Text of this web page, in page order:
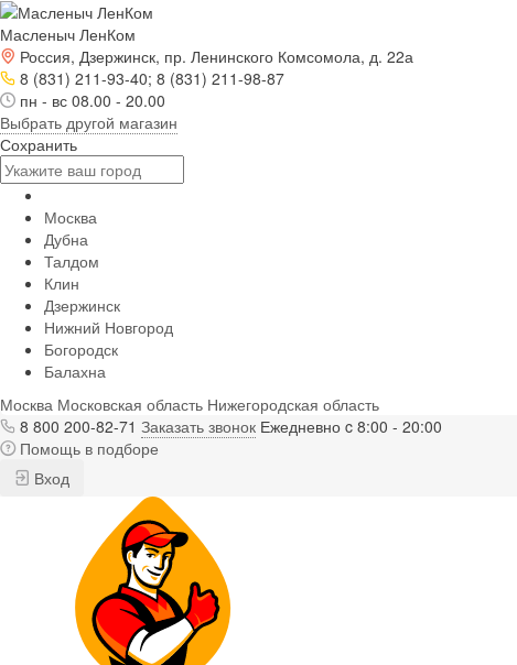
Масленыч ЛенКом
Россия, Дзержинск, пр. Ленинского Комсомола, д. 22а
8 (831) 211-93-40; 8 (831) 211-98-87
пн - вс 08.00 - 20.00
Выбрать другой магазин
Сохранить
Москва
Дубна
Талдом
Клин
Дзержинск
Нижний Новгород
Богородск
Балахна
Москва Московская область Нижегородская область
8 800 200-82-71 Заказать звонок Ежедневно c 8:00 - 20:00
Помощь в подборе
Вход